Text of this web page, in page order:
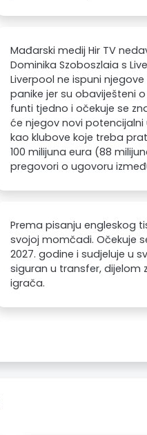
Mađarski medij Hir TV
Dominika Szoboszlaia s
Liverpool ne ispuni
panike jer su obaviješteni
funti tjedno i očekuje se
će njegov novi potencijalni
kao klubove koje treba
100 milijuna eura (88
pregovori o ugovoru
Prema pisanju engleskog
svojoj momčadi. Očekuje
2027. godine i sudjeluje u
siguran u transfer, dijelom
igrača.